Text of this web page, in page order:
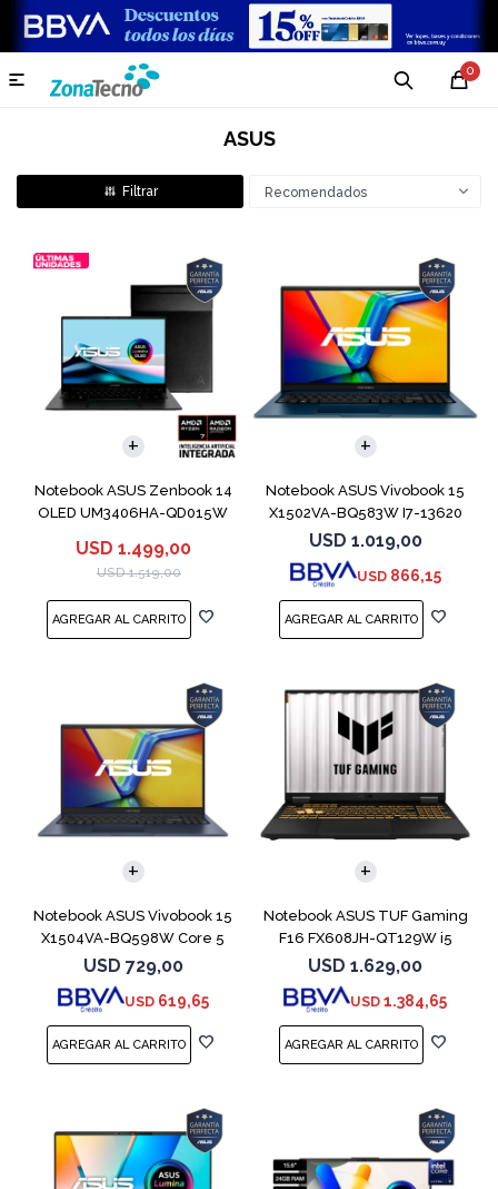
0

ASUS
Recomendados
Notebook ASUS Zenbook 14
OLED UM3406HA-QD015W
USD 1.499,00
USD 1.519,00
COMPARAR
Notebook ASUS Vivobook 15
X1502VA-BQ583W I7-13620
512GB 16GB
USD 1.019,00
USD 866,15
COMPARAR
Notebook ASUS Vivobook 15
X1504VA-BQ598W Core 5
120U 512GB
USD 729,00
USD 619,65
COMPARAR
Notebook ASUS TUF Gaming
F16 FX608JH-QT129W i5
13450HX 5050
USD 1.629,00
USD 1.384,65
COMPARAR